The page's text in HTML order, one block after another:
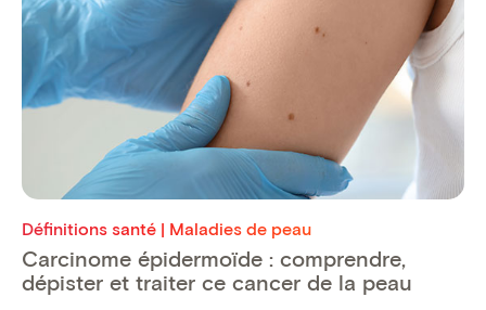
Définitions santé | Maladies de peau
Carcinome épidermoïde : comprendre,
dépister et traiter ce cancer de la peau